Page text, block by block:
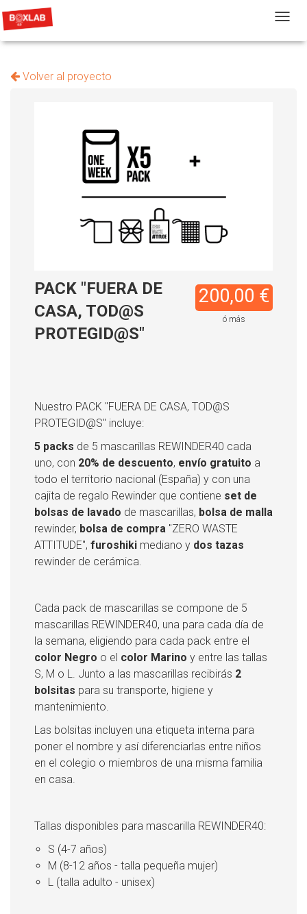
T
Volver al proyecto
200,00 €
ó más
PACK "FUERA DE
CASA, TOD@S
PROTEGID@S"
Nuestro PACK "FUERA DE CASA, TOD@S
PROTEGID@S" incluye:
5 packs de 5 mascarillas REWINDER40 cada
uno, con 20% de descuento, envío gratuito a
todo el territorio nacional (España) y con una
cajita de regalo Rewinder que contiene set de
bolsas de lavado de mascarillas, bolsa de malla
rewinder, bolsa de compra "ZERO WASTE
ATTITUDE", furoshiki mediano y dos tazas
rewinder de cerámica.
Cada pack de mascarillas se compone de 5
mascarillas REWINDER40, una para cada día de
la semana, eligiendo para cada pack entre el
color Negro o el color Marino y entre las tallas
S, M o L. Junto a las mascarillas recibirás 2
bolsitas para su transporte, higiene y
mantenimiento.
Las bolsitas incluyen una etiqueta interna para
poner el nombre y así diferenciarlas entre niños
en el colegio o miembros de una misma familia
en casa.
Tallas disponibles para mascarilla REWINDER40:
S (4-7 años)
M (8-12 años - talla pequeña mujer)
L (talla adulto - unisex)